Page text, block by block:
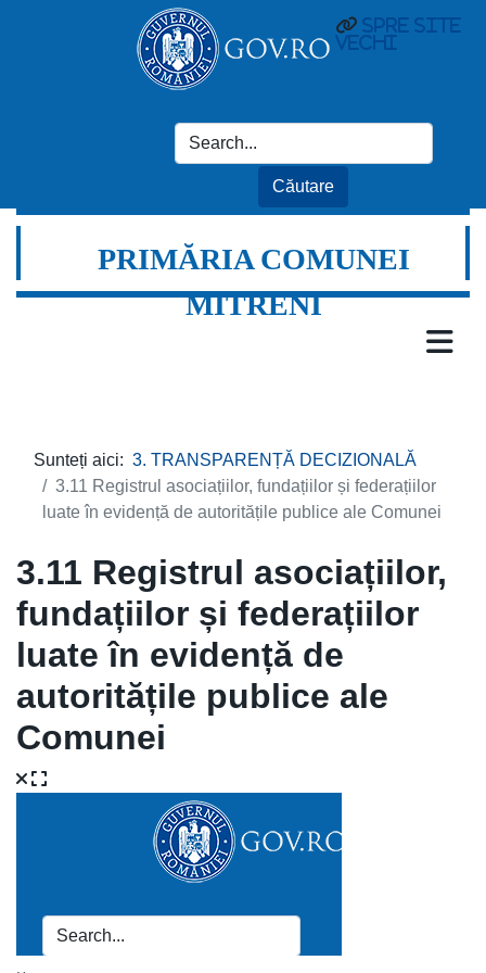
spre site
vechi
PRIMĂRIA COMUNEI
MITRENI
Sunteți aici: 3. TRANSPARENȚĂ DECIZIONALĂ
3.11 Registrul asociațiilor, fundațiilor și federațiilor
luate în evidență de autoritățile publice ale Comunei
3.11 Registrul asociațiilor,
fundațiilor și federațiilor
luate în evidență de
autoritățile publice ale
Comunei